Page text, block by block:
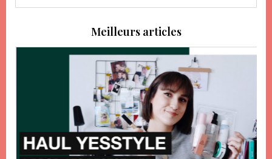
Meilleurs articles